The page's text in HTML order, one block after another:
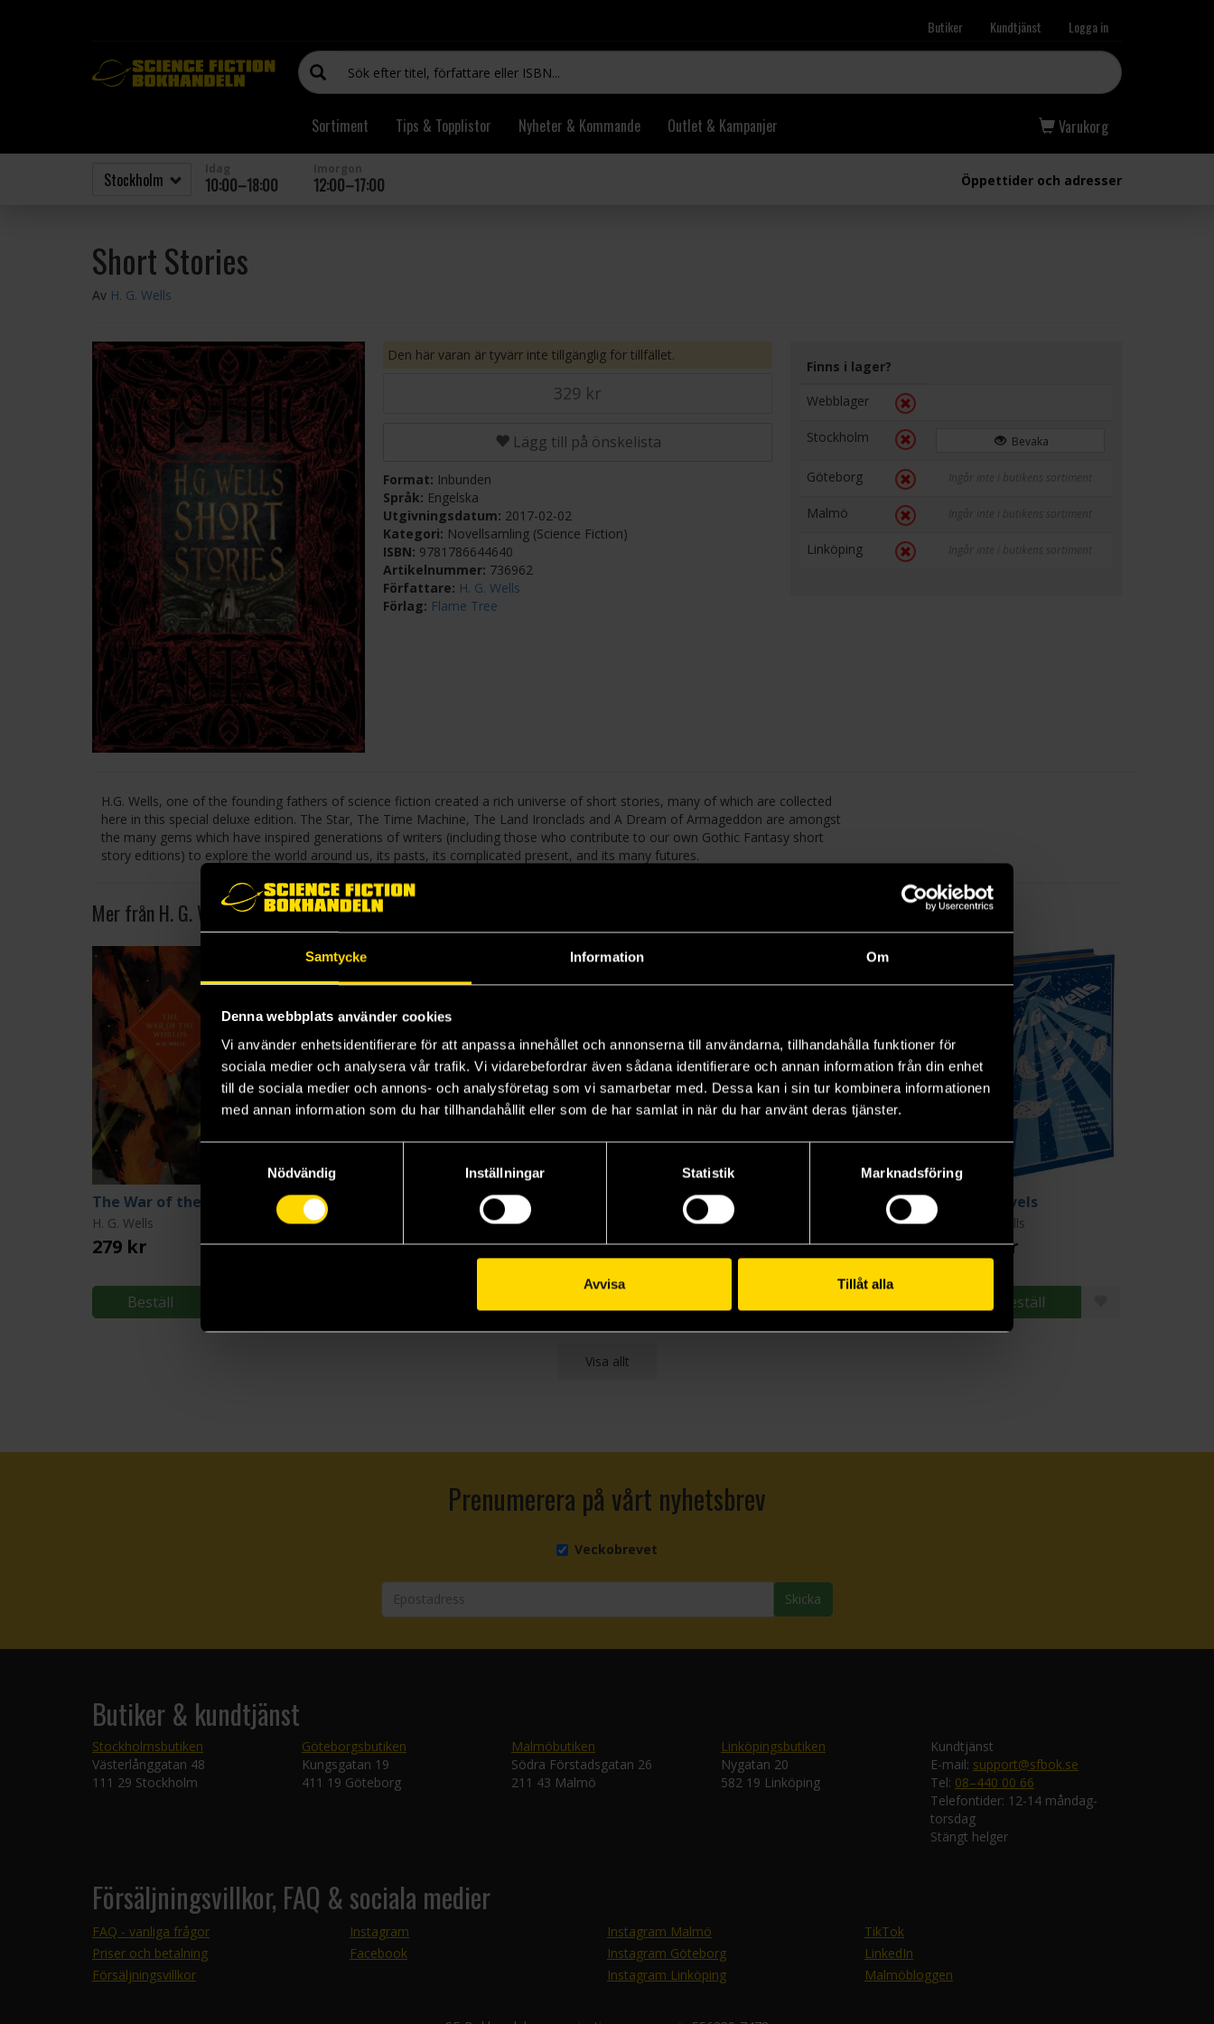
Samtycke Information Om
Denna webbplats använder cookies
Vi använder enhetsidentifierare för att anpassa innehållet och annonserna till användarna, tillhandahålla funktioner för
sociala medier och analysera vår trafik. Vi vidarebefordrar även sådana identifierare och annan information från din enhet
till de sociala medier och annons- och analysföretag som vi samarbetar med. Dessa kan i sin tur kombinera informationen
med annan information som du har tillhandahållit eller som de har samlat in när du har använt deras tjänster.
Nödvändig
Inställningar Statistik Marknadsföring
Avvisa Tillåt alla
Butiker Kundtjänst Logga in
Sortiment Tips & Topplistor Nyheter & Kommande Outlet & Kampanjer Varukorg
10:00–18:00 12:00–17:00 Öppettider och adresser
Short Stories
Av H. G. Wells
Den här varan är tyvärr inte tillgänglig för tillfället.
329 kr
Lägg till på önskelista
Format: Inbunden
Språk: Engelska
Utgivningsdatum: 2017-02-02
Kategori: Novellsamling (Science Fiction)
ISBN: 9781786644640
Artikelnummer: 736962
Författare: H. G. Wells
Förlag: Flame Tree
Finns i lager?
Webblager
Stockholm Bevaka
Göteborg Ingår inte i butikens sortiment
Malmö Ingår inte i butikens sortiment
Linköping Ingår inte i butikens sortiment
H.G. Wells, one of the founding fathers of science fiction created a rich universe of short stories, many of which are collected
here in this special deluxe edition. The Star, The Time Machine, The Land Ironclads and A Dream of Armageddon are amongst
the many gems which have inspired generations of writers (including those who contribute to our own Gothic Fantasy short
story editions) to explore the world around us, its pasts, its complicated present, and its many futures.
Mer från H. G. Wells
H. G. Wells
279 kr
Beställ
H. G. Wells
149 kr
Världarnas krig
H. G. Wells
249 kr 179 kr
Världarnas krig
299 kr
Six Novels
H. G. Wells
275 kr
Beställ
Visa allt
Prenumerera på vårt nyhetsbrev
Veckobrevet
Skicka
Butiker & kundtjänst
Stockholmsbutiken
Västerlånggatan 48
111 29 Stockholm
Göteborgsbutiken
Kungsgatan 19
411 19 Göteborg
Malmöbutiken
Södra Förstadsgatan 26
211 43 Malmö
Linköpingsbutiken
Nygatan 20
582 19 Linköping
Kundtjänst
E-mail: support@sfbok.se
Tel: 08–440 00 66
Telefontider: 12-14 måndag-
torsdag
Stängt helger
Försäljningsvillkor, FAQ & sociala medier
FAQ - vanliga frågor
Priser och betalning
Försäljningsvillkor
Instagram
Facebook
Instagram Malmö
Instagram Göteborg
Instagram Linköping
TikTok
LinkedIn
Malmöbloggen